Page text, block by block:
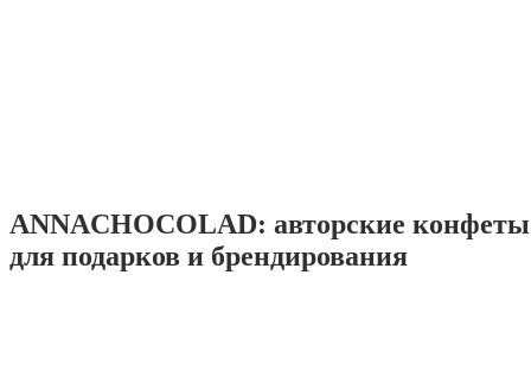
ANNACHOCOLAD: авторские
для подарков и брендирования